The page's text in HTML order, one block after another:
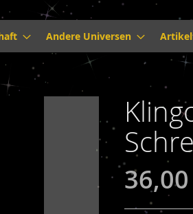
Andere Universen